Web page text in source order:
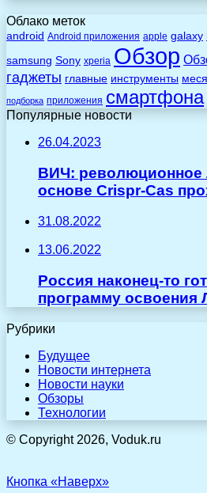
Облако меток
android Android приложения apple galaxy
samsung Sony xperia Обзор
гаджеты главные инструменты
подборка приложения смартфона
Популярные новости
26.04.2023
ВИЧ: революционное
основе Crispr-Cas
31.08.2022
13.06.2022
Россия наконец-то
программу освоения
Рубрики
Будущее
Новости интернета
Новости науки
Обзоры
Технологии
© Copyright 2026, Voduk.ru
Кнопка «Наверх»